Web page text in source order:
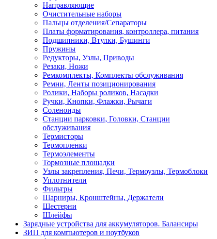
Направляющие
Очистительные наборы
Пальцы отделения/Сепараторы
Платы форматирования, контроллера, питания
Подшипники, Втулки, Бушинги
Пружины
Редукторы, Узлы, Приводы
Резаки, Ножи
Ремкомплекты, Комплекты обслуживания
Ремни, Ленты позиционирования
Ролики, Наборы роликов, Насадки
Ручки, Кнопки, Флажки, Рычаги
Соленоиды
Станции парковки, Головки, Станции
обслуживания
Термисторы
Термопленки
Термоэлементы
Тормозные площадки
Узлы закрепления, Печи, Термоузлы, Термоблоки
Уплотнители
Фильтры
Шарниры, Кронштейны, Держатели
Шестерни
Шлейфы
Зарядные устройства для аккумуляторов. Балансиры
ЗИП для компьютеров и ноутбуков